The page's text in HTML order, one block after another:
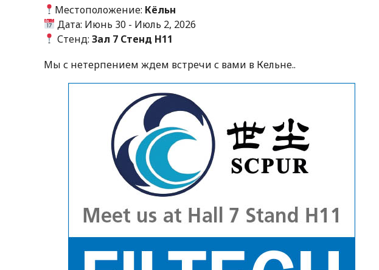
Местоположение: Кёльн
Дата: Июнь 30 - Июль 2, 2026
Стенд:Зал 7 Стенд H11
Мы с нетерпением ждем встречи с вами в Кельне..